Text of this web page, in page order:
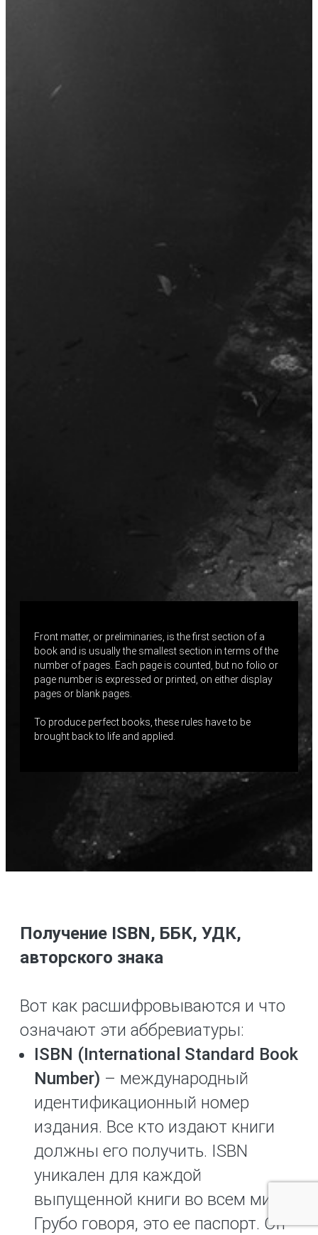
Front matter, or preliminaries, is the first section of a
book and is usually the smallest section in terms of the
number of pages. Each page is counted, but no folio or
page number is expressed or printed, on either display
pages or blank pages.
To produce perfect books, these rules have to be
brought back to life and applied.
Получение ISBN, ББК, УДК,
авторского знака
Вот как расшифровываются и что
означают эти аббревиатуры:
ISBN (International Standard Book
Number) – международный
идентификационный номер
издания. Все кто издают книги
должны его получить. ISBN
уникален для каждой
выпущенной книги во всем мире.
Грубо говоря, это ее паспорт. Он